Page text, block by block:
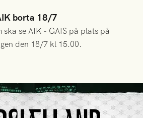
borta 18/7
se AIK - GAIS på plats på
den 18/7 kl 15.00.